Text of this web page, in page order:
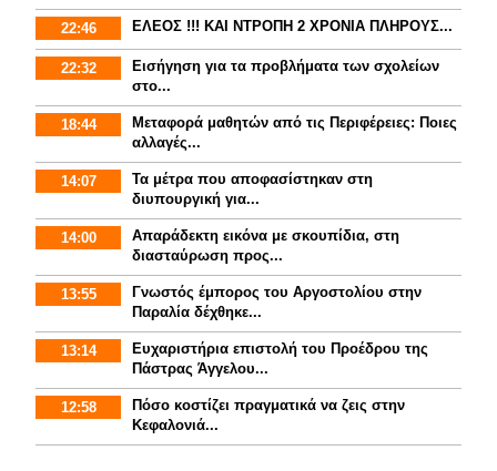
22:46 ΕΛΕΟΣ !!! ΚΑΙ ΝΤΡΟΠΗ 2 ΧΡΟΝΙΑ ΠΛΗΡΟΥΣ...
22:32
Εισήγηση για τα προβλήματα των σχολείων
στο...
18:44
Mεταφορά μαθητών από τις Περιφέρειες: Ποιες
αλλαγές...
14:07
Τα μέτρα που αποφασίστηκαν στη
διυπουργική για...
14:00
Απαράδεκτη εικόνα με σκουπίδια, στη
διασταύρωση προς...
13:55
Γνωστός έμπορος του Αργοστολίου στην
Παραλία δέχθηκε...
13:14
Ευχαριστήρια επιστολή του Προέδρου της
Πάστρας Άγγελου...
12:58
Πόσο κοστίζει πραγματικά να ζεις στην
Κεφαλονιά...